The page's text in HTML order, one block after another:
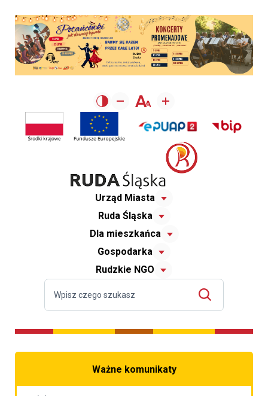
Urząd Miasta
Ruda Śląska
Dla mieszkańca
Gospodarka
Rudzkie NGO
Ważne komunikaty